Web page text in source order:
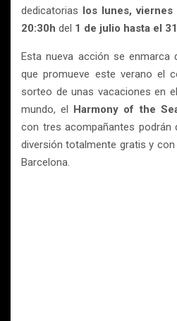
dedicatorias los lunes,
20:30h del 1 de julio hasta el
Esta nueva acción se enmarca
que promueve este verano el
sorteo de unas vacaciones en
mundo, el Harmony of the
con tres acompañantes podrán
diversión totalmente gratis y
Barcelona.